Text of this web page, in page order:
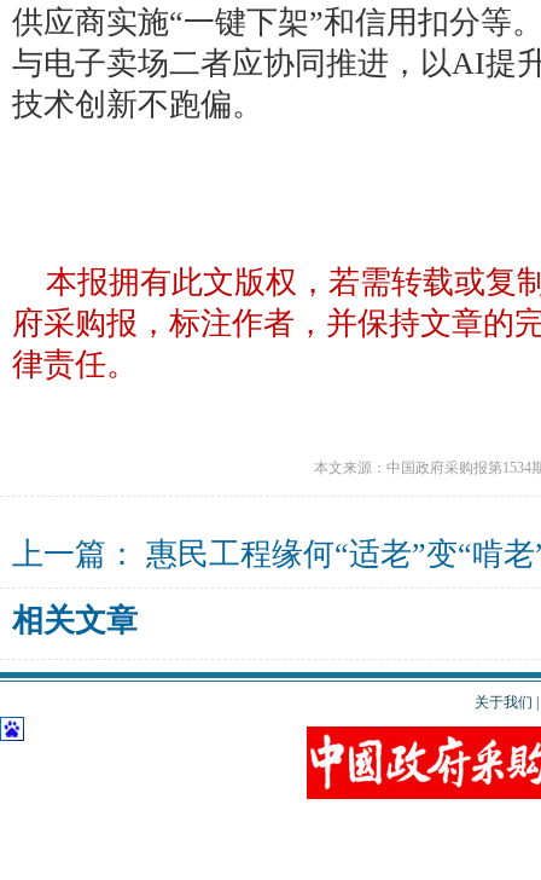
供应商实施“一键下架”和信用扣分等
与电子卖场二者应协同推进，以AI提
技术创新不跑偏。
本报拥有此文版权，若需转载或复
府采购报，标注作者，并保持文章的
律责任。
本文来源：中国政府采购报第1534
上一篇： 惠民工程缘何“适老”变“啃老
相关文章
关于我们